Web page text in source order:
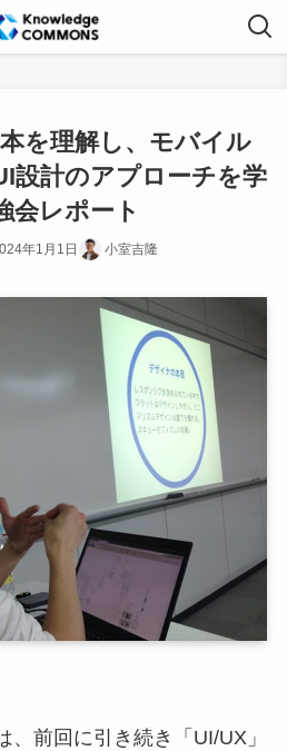
本を理解し、モバイル
設計のアプローチを学
会レポート
年1月1日 小室吉隆
、前回に引き続き「UI/UX」